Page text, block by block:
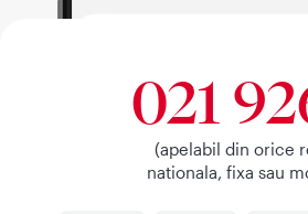
021
(apelabil din orice
nationala, fixa sau